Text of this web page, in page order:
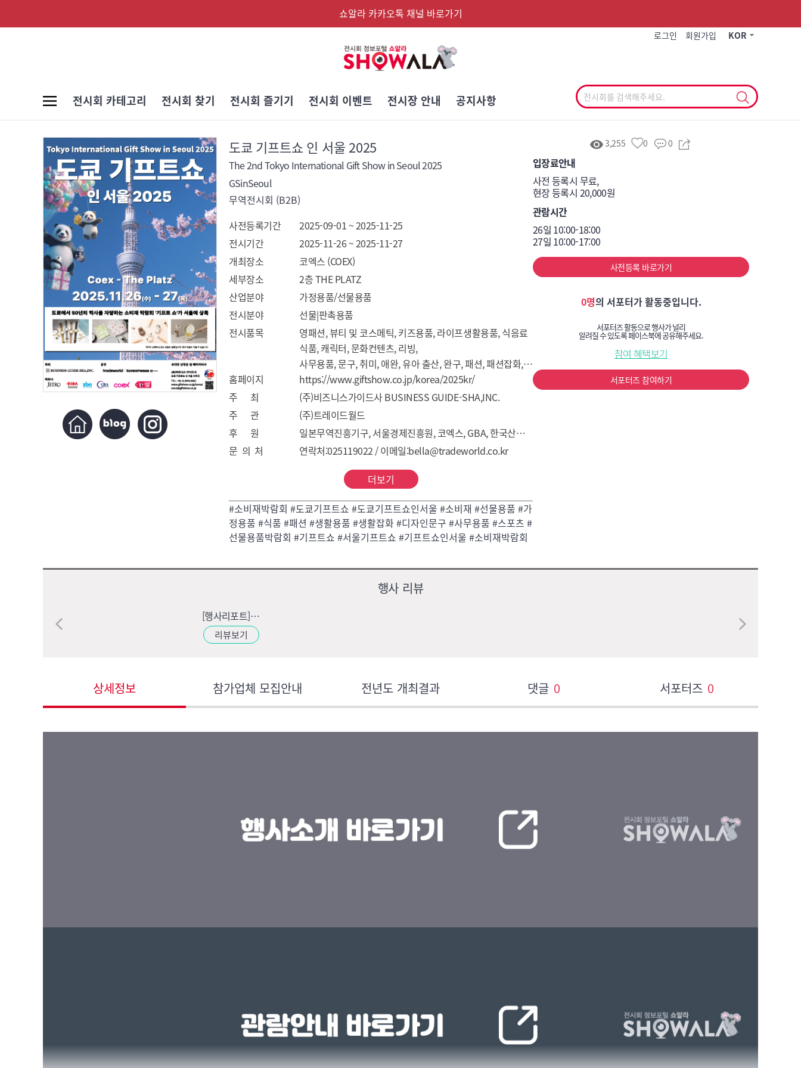
쇼알라 카카오톡 채널 바로가기
로그인 회원가입 KOR
전시회 카테고리 전시회 찾기 전시회 즐기기 전시회 이벤트 전시장 안내 공지사항
도쿄 기프트쇼 인 서울 2025
The 2nd Tokyo International Gift Show in Seoul 2025
GSinSeoul
무역전시회 (B2B)
사전등록기간
2025-09-01 ~ 2025-11-25
전시기간
2025-11-26 ~ 2025-11-27
개최장소
코엑스 (COEX)
세부장소
2층 THE PLATZ
산업분야
가정용품/선물용품
전시분야
선물|판촉용품
전시품목
영패션, 뷰티 및 코스메틱, 키즈용품, 라이프생활용품, 식음료
식품, 캐릭터, 문화컨텐츠, 리빙,
사무용품, 문구, 취미, 애완, 유아 출산, 완구, 패션, 패션잡화,
스포츠, 레저, 여행 등
홈페이지
https://www.giftshow.co.jp/korea/2025kr/
주 최
(주)비즈니스가이드사 BUSINESS GUIDE-SHA,INC.
주 관
(주)트레이드월드
후 원
일본무역진흥기구, 서울경제진흥원, 코엑스, GBA, 한국산업단지경영자연합회
문 의 처
연락처:025119022 / 이메일:bella@tradeworld.co.kr
더보기
#소비재박람회 #도쿄기프트쇼 #도쿄기프트쇼인서울 #소비재 #선물용품 #가
정용품 #식품 #패션 #생활용품 #생활잡화 #디자인문구 #사무용품 #스포츠 #
선물용품박람회 #기프트쇼 #서울기프트쇼 #기프트쇼인서울 #소비재박람회
3,255 0 0
입장료안내
사전 등록시 무료,
현장 등록시 20,000원
관람시간
26일 10:00-18:00
27일 10:00-17:00
사전등록 바로가기
0명의 서포터가 활동중입니다.
서포터즈 활동으로 행사가 널리
알려질 수 있도록 페이스북에 공유해주세요.
참여 혜택보기
서포터즈 참여하기
행사 리뷰
[행사리포트] 제 1회 도쿄 인터내셔널 기프트쇼 인 서울
리뷰보기
상세정보 참가업체 모집안내 전년도 개최결과 댓글 0 서포터즈 0